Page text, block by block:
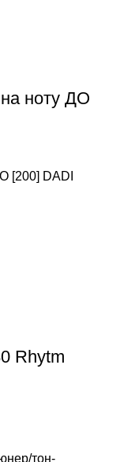
ноту ДО
[200] DADI
Rhytm
тон-